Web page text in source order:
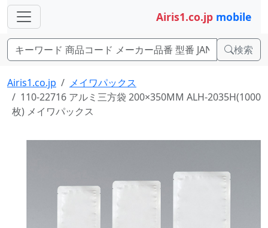
Airis1.co.jp mobile
検索
Airis1.co.jp
メイワパックス
110-22716 アルミ三方袋 200×350MM ALH-2035H(1000
枚) メイワパックス